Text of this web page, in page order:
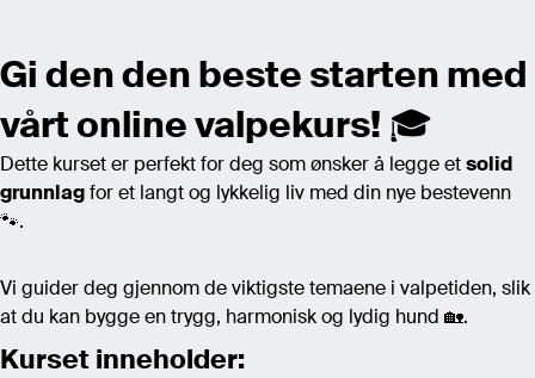
Gi den den beste starten med
vårt online valpekurs! 🎓
Dette kurset er perfekt for deg som ønsker å legge etsolid
grunnlagfor et langt og lykkelig liv med din nye bestevenn
🐾.
Vi guider deg gjennom de viktigste temaene i valpetiden, slik
at du kan bygge en trygg, harmonisk og lydig hund 🏡.
Kurset inneholder: